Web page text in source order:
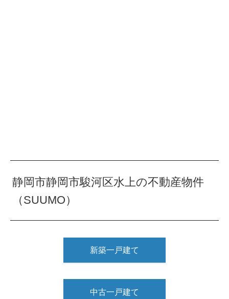
静岡市静岡市駿河区水上の不動産物件
（SUUMO）
新築一戸建て
中古一戸建て